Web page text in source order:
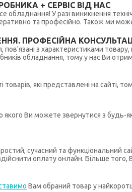
+ СЕРВІС ВІД НАС
обладнання! У разі виникнення
та професійно. Також ми
ПРОФЕСІЙНА
з характеристиками
обладнання, тому у нас Ви
товарів, які представлені на
якого Ви можете звернутися з
сучасний та
оплату онлайн. Більше
Вам обраний товар у